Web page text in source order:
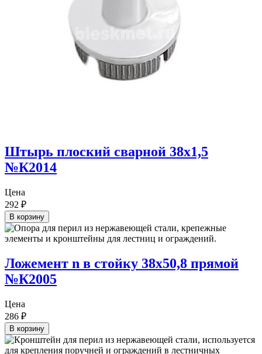
Штырь плоский сварной 38х1,5
№К2014
Цена
292 ₽
В корзину
Ложемент n в стойку 38х50,8 прямой
№К2005
Цена
286 ₽
В корзину